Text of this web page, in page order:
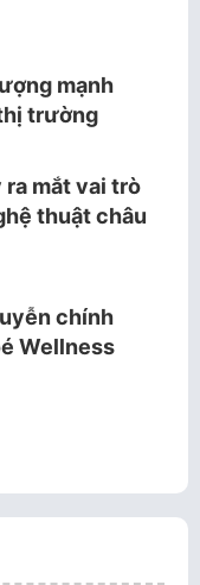
mạnh
trường
ra mắt vai trò
thuật châu
chính
Wellness